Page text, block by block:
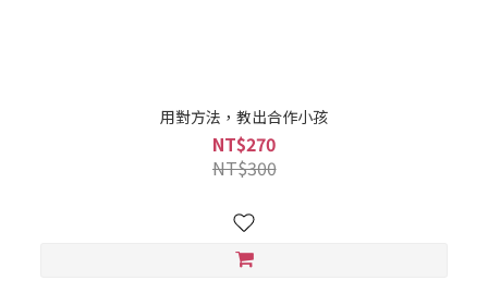
用對方法，教出合作小孩
NT$270
NT$300